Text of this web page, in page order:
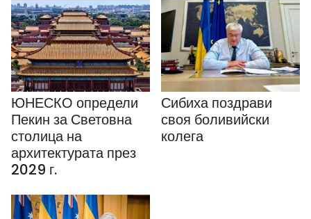
ЮНЕСКО определи
Пекин за Световна
столица на
архитектурата през
2029 г.
Сибиха поздрави
своя боливийски
колега